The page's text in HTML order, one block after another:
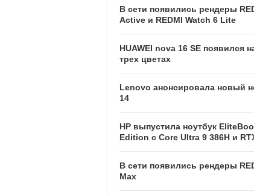
В сети появились рендеры
Active и REDMI Watch 6 Lite
HUAWEI nova 16 SE появился
трех цветах
Lenovo анонсировала новый
14
HP выпустила ноутбук
Edition с Core Ultra 9 386H и
В сети появились рендеры
Max